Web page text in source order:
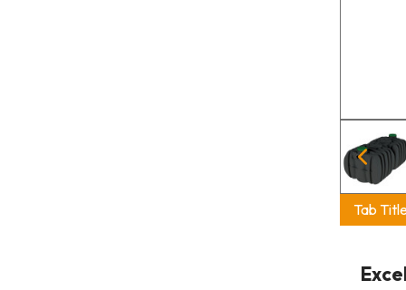
Tab